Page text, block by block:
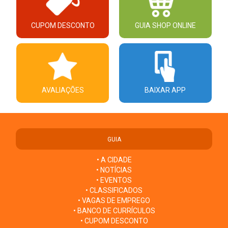
CUPOM DESCONTO GUIA SHOP ONLINE
AVALIAÇÕES BAIXAR APP
GUIA
• A CIDADE
• NOTÍCIAS
• EVENTOS
• CLASSIFICADOS
• VAGAS DE EMPREGO
• BANCO DE CURRÍCULOS
• CUPOM DESCONTO